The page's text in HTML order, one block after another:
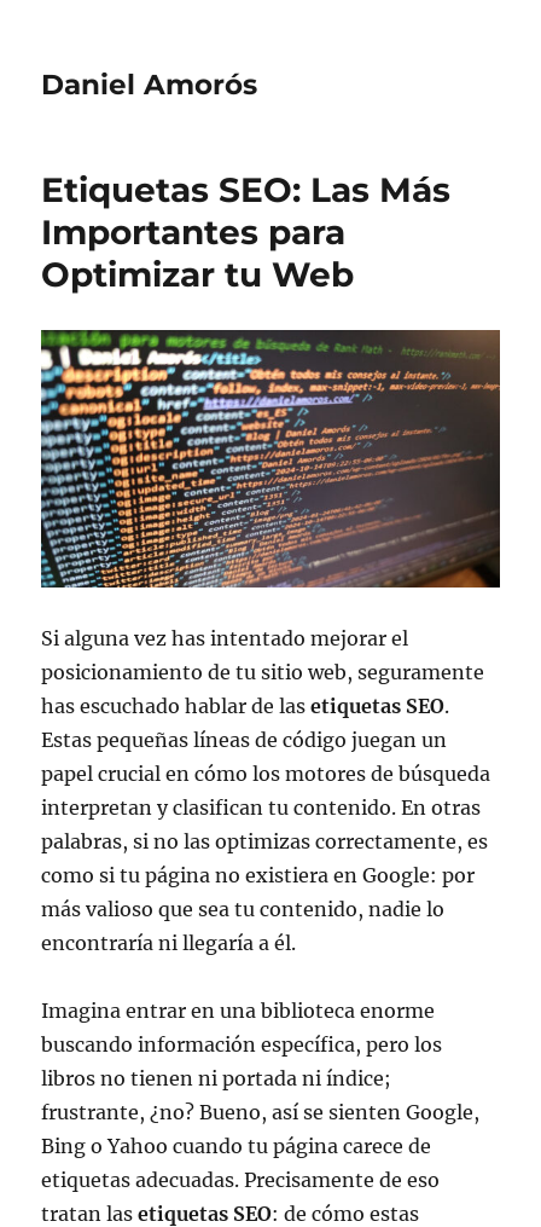
Daniel Amorós
Etiquetas SEO: Las Más
Importantes para
Optimizar tu Web
Si alguna vez has intentado mejorar el
posicionamiento de tu sitio web, seguramente
has escuchado hablar de lasetiquetas SEO.
Estas pequeñas líneas de código juegan un
papel crucial en cómo los motores de búsqueda
interpretan y clasifican tu contenido. En otras
palabras, si no las optimizas correctamente, es
como si tu página no existiera en Google: por
más valioso que sea tu contenido, nadie lo
encontraría ni llegaría a él.
Imagina entrar en una biblioteca enorme
buscando información específica, pero los
libros no tienen ni portada ni índice;
frustrante, ¿no? Bueno, así se sienten Google,
Bing o Yahoo cuando tu página carece de
etiquetas adecuadas. Precisamente de eso
tratan lasetiquetas SEO: de cómo estas